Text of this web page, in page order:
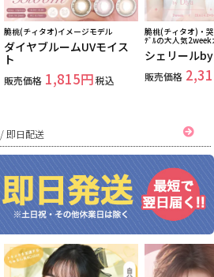
脆桃(チィタオ)イメージモデル
ダイヤブルームUVモイス
ト
販売価格 1,815 税込
脆桃(チィタオ)・
ﾃﾞﾙの大人気2week
シェリール
販売価格
/ 即日配送